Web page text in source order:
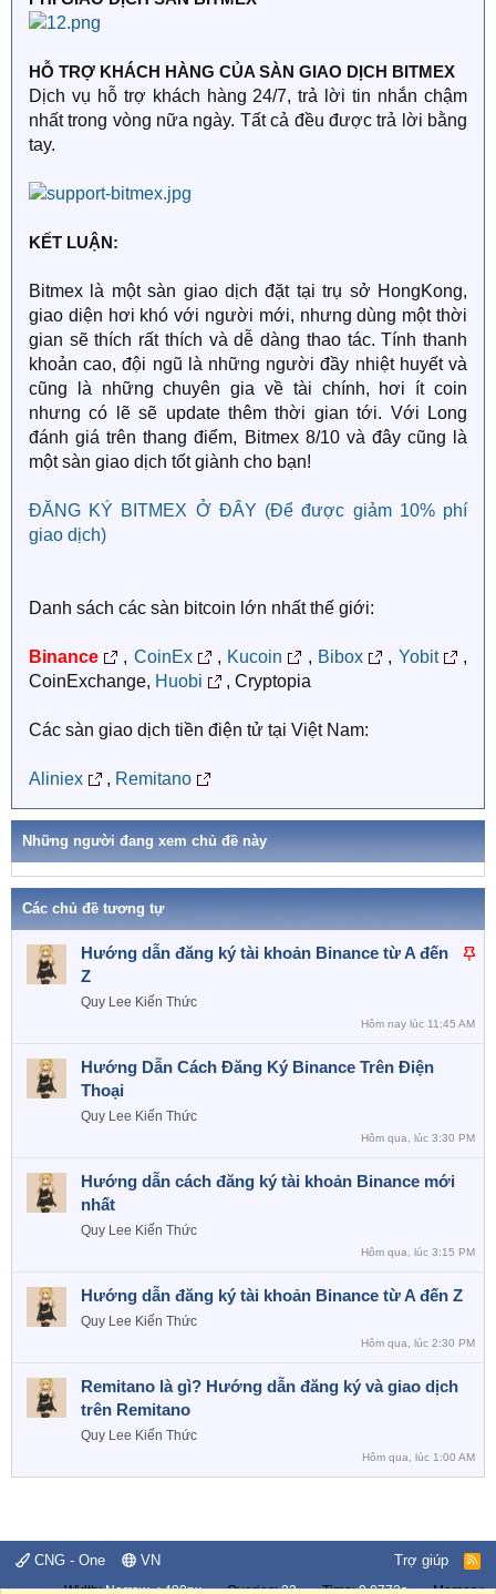
HỖ TRỢ KHÁCH HÀNG CỦA SÀN GIAO DỊCH BITMEX
Dịch vụ hỗ trợ khách hàng 24/7, trả lời tin nhắn chậm
nhất trong vòng nữa ngày. Tất cả đều được trả lời bằng
tay.
KẾT LUẬN:
Bitmex là một sàn giao dịch đặt tại trụ sở HongKong,
giao diện hơi khó với người mới, nhưng dùng một thời
gian sẽ thích rất thích và dễ dàng thao tác. Tính thanh
khoản cao, đội ngũ là những người đầy nhiệt huyết và
cũng là những chuyên gia về tài chính, hơi ít coin
nhưng có lẽ sẽ update thêm thời gian tới. Với Long
đánh giá trên thang điểm, Bitmex 8/10 và đây cũng là
một sàn giao dịch tốt giành cho bạn!
ĐĂNG KÝ BITMEX Ở ĐÂY (Để được giảm 10% phí
giao dịch)
Danh sách các sàn bitcoin lớn nhất thế giới:
Binance , CoinEx , Kucoin , Bibox , Yobit
,
CoinExchange, Huobi , Cryptopia
Các sàn giao dịch tiền điện tử tại Việt Nam:
Aliniex , Remitano
Những người đang xem chủ đề này
Các chủ đề tương tự
D
l
ê
o
Hướng dẫn đăng ký tài khoản Binance từ A đến
Z
Quy Lee Kiến Thức
Hôm nay lúc 11:45 AM
Hướng Dẫn Cách Đăng Ký Binance Trên Điện
Thoại
Quy Lee Kiến Thức
Hôm qua, lúc 3:30 PM
Hướng dẫn cách đăng ký tài khoản Binance mới
nhất
Quy Lee Kiến Thức
Hôm qua, lúc 3:15 PM
Hướng dẫn đăng ký tài khoản Binance từ A đến Z
Quy Lee Kiến Thức
Hôm qua, lúc 2:30 PM
Remitano là gì? Hướng dẫn đăng ký và giao dịch
trên Remitano
Quy Lee Kiến Thức
Hôm qua, lúc 1:00 AM
CNG - One VN Trợ giúp
R
S
Width Queries 22 Time 0.0772s Memory